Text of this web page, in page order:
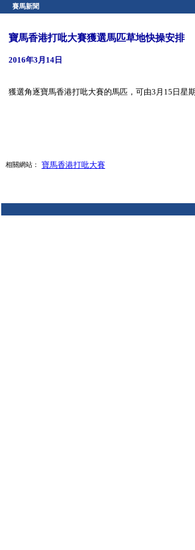
賽馬新聞
寶馬香港打吡大賽獲選馬匹草地快操安排
2016年3月14日
獲選角逐寶馬香港打吡大賽的馬匹，可由3月15日星
相關網站： 寶馬香港打吡大賽